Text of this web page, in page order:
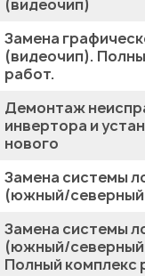
(видеочип)
Замена
(видеочип).
работ.
Демонтаж
инвертора и
нового
Замена системы
(южный/
Замена системы
(южный/северный
Полный комплекс